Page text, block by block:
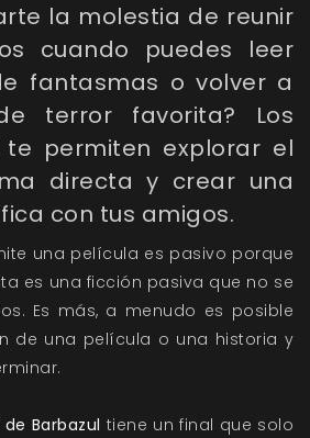
la molestia de reunir
cuando puedes leer
fantasmas o volver a
terror favorita? Los
permiten explorar el
directa y crear una
con tus amigos.
una película es pasivo porque
es una ficción pasiva que no se
Es más, a menudo es posible
de una película o una historia y
Barbazul tiene un final que solo